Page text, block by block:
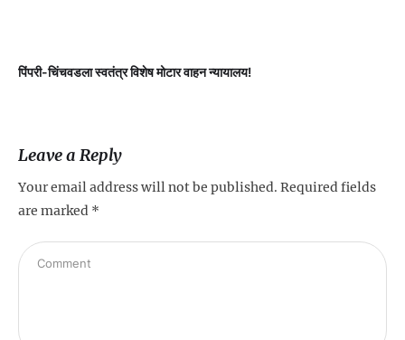
पिंपरी-चिंचवडला स्वतंत्र विशेष मोटार वाहन न्यायालय!
Leave a Reply
Your email address will not be published. Required fields
are marked *